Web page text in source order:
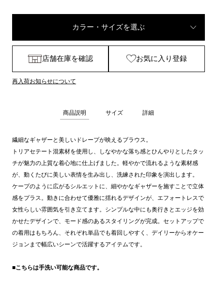
カラー・サイズを選ぶ
店舗在庫を確認 お気に入り登録
再入荷お知らせについて
商品説明 サイズ 詳細
繊細なギャザーと美しいドレープが映えるブラウス。
トリアセテート混素材を使用し、しなやかな落ち感とひんやりとしたタッ
チが魅力の上質な着心地に仕上げました。軽やかで流れるような素材感
が、動くたびに美しい表情を生み出し、洗練された印象を演出します。
ケープのように広がるシルエットに、細やかなギャザーを施すことで立体
感をプラス。動きに合わせて優雅に揺れるデザインが、エフォートレスで
女性らしい雰囲気を引き立てます。シンプルな中にも奥行きとエッジを効
かせたデザインで、モード感のあるスタイリングが完成。セットアップで
の着用はもちろん、それぞれ単品でも着回しやすく、デイリーからオケー
ジョンまで幅広いシーンで活躍するアイテムです。
■こちらは手洗い可能な商品です。